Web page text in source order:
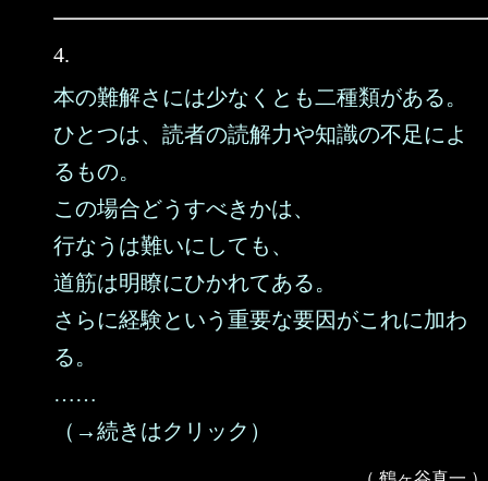
4.
本の難解さには少なくとも二種類がある。
ひとつは、読者の読解力や知識の不足によ
るもの。
この場合どうすべきかは、
行なうは難いにしても、
道筋は明瞭にひかれてある。
さらに経験という重要な要因がこれに加わ
る。
……
（→続きはクリック）